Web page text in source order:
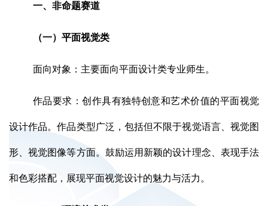
一、非命题赛道
（一）平面视觉类
面向对象：主要面向平面设计类专业师生。
作品要求：创作具有独特创意和艺术价值的平面视觉
设计作品。作品类型广泛，包括但不限于视觉语言、视觉图
形、视觉图像等方面。鼓励运用新颖的设计理念、表现手法
和色彩搭配，展现平面视觉设计的魅力与活力。